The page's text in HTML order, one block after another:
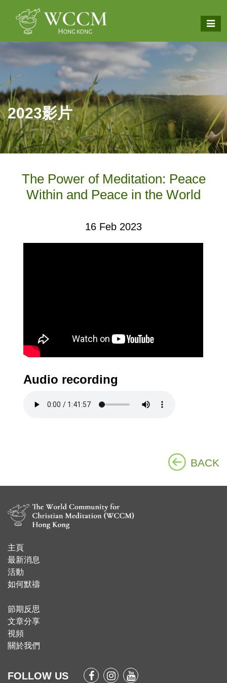
2023影片
The Power of Meditation: Peace
Within and Peace in the World
16 Feb 2023
Audio recording
BACK
主頁
​最新消息
活動
如何默禱
節期反思
文章分享
視頻
關於我們
FOLLOW US